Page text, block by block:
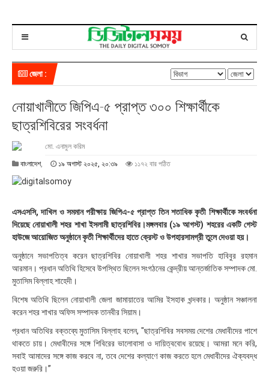
জেলা :
নোয়াখালীতে জিপিএ-৫ প্রাপ্ত ৩০০ শিক্ষার্থীকে
ছাত্রশিবিরের সংবর্ধনা
মো. এনামুল করিম
বাংলাদেশ, ১৯ অগাস্ট ২০২৫, ২০:৩৯
স্ট
২
০
২
,
২
৩
৯
১১৭২ বার পঠিত
এসএসসি, দাখিল ও সমমান পরীক্ষায় জিপিএ-৫ প্রাপ্ত তিন শতাধিক কৃতী শিক্ষার্থীকে সংবর্ধনা
দিয়েছে নোয়াখালী শহর শাখা ইসলামী ছাত্রশিবির।মঙ্গলবার (১৯ আগস্ট) শহরের একটি গেস্ট
হাউজে আয়োজিত অনুষ্ঠানে কৃতী শিক্ষার্থীদের হাতে ক্রেস্ট ও উপহারসামগ্রী তুলে দেওয়া হয়।
অনুষ্ঠানে সভাপতিত্ব করেন ছাত্রশিবির নোয়াখালী শহর শাখার সভাপতি হাবিবুর রহমান
আরমান। প্রধান অতিথি হিসেবে উপস্থিত ছিলেন সংগঠনের কেন্দ্রীয় আন্তর্জাতিক সম্পাদক মো.
মুতাসিম বিল্লাহ শাহেদী।
বিশেষ অতিথি ছিলেন নোয়াখালী জেলা জামায়াতের আমির ইসহাক খন্দকার। অনুষ্ঠান সঞ্চালনা
করেন শহর শাখার অফিস সম্পাদক তানবীর সিয়াম।
প্রধান অতিথির বক্তব্যে মুতাসিম বিল্লাহ বলেন, "ছাত্রশিবির সবসময় দেশের মেধাবীদের পাশে
থাকতে চায়। মেধাবীদের সঙ্গে শিবিরের ভালোবাসা ও দায়িত্ববোধ রয়েছে। আমরা মনে করি,
সবাই আমাদের সঙ্গে কাজ করবে না, তবে দেশের কল্যাণে কাজ করতে হলে মেধাবীদের ঐক্যবদ্ধ
হওয়া জরুরি।”